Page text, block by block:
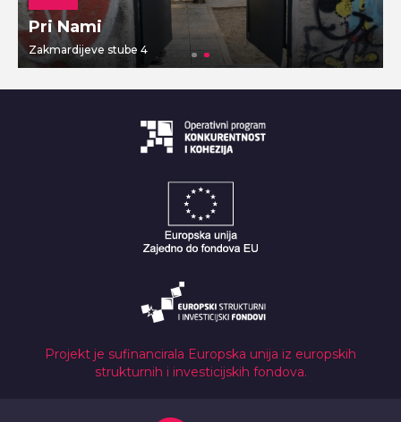
Pri Nami
Zakmardijeve stube 4
Projekt je sufinancirala Europska unija iz europskih
strukturnih i investicijskih fondova.